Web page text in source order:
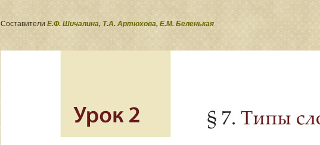
Составители Е.Ф. Шичалина, Т.А. Артюхова, Е.М. Беленькая